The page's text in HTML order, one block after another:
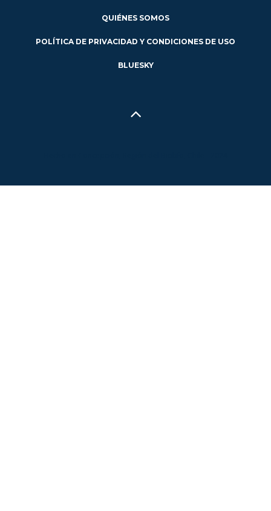
QUIÉNES SOMOS
POLÍTICA DE PRIVACIDAD Y CONDICIONES DE USO
BLUESKY